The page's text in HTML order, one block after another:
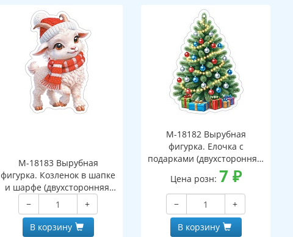
М-18183 Вырубная
фигурка. Козленок в шапке
и шарфе (двухсторонняя,
ВД-лак)
−
+
В корзину
М-18182 Вырубная
фигурка. Елочка с
подарками (двухсторонняя,
ВД-лак)
Цена розн: 7 ₽
−
+
В корзину